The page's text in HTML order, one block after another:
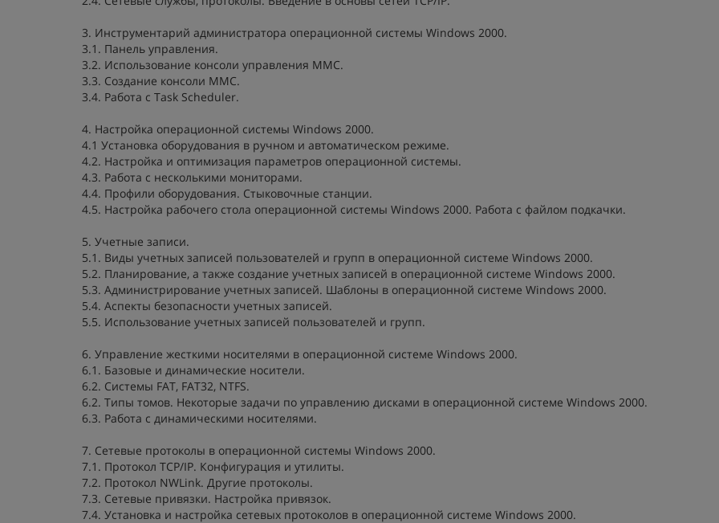
3. Инструментарий администратора операционной системы Windows 2000.
3.1. Панель управления.
3.2. Использование консоли управления ММС.
3.3. Создание консоли ММС.
3.4. Работа с Task Scheduler.
4. Настройка операционной системы Windows 2000.
4.1 Установка оборудования в ручном и автоматическом режиме.
4.2. Настройка и оптимизация параметров операционной системы.
4.3. Работа с несколькими мониторами.
4.4. Профили оборудования. Стыковочные станции.
4.5. Настройка рабочего стола операционной системы Windows 2000. Работа с файлом подкачки.
5. Учетные записи.
5.1. Виды учетных записей пользователей и групп в операционной системе Windows 2000.
5.2. Планирование, а также создание учетных записей в операционной системе Windows 2000.
5.3. Администрирование учетных записей. Шаблоны в операционной системе Windows 2000.
5.4. Аспекты безопасности учетных записей.
5.5. Использование учетных записей пользователей и групп.
6. Управление жесткими носителями в операционной системе Windows 2000.
6.1. Базовые и динамические носители.
6.2. Системы FAT, FAT32, NTFS.
6.2. Типы томов. Некоторые задачи по управлению дисками в операционной системе Windows 2000.
6.3. Работа с динамическими носителями.
7. Сетевые протоколы в операционной системы Windows 2000.
7.1. Протокол TCP/IP. Конфигурация и утилиты.
7.2. Протокол NWLink. Другие протоколы.
7.3. Сетевые привязки. Настройка привязок.
7.4. Установка и настройка сетевых протоколов в операционной системе Windows 2000.